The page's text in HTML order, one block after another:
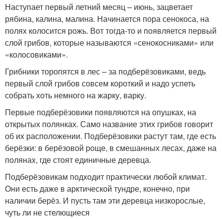
Наступает первый летний месяц – июнь, зацветает
рябина, калина, малина. Начинается пора сенокоса, на
полях колосится рожь. Вот тогда-то и появляется первый
слой грибов, которые называются «сенокосниками» или
«колосовиками».
Грибники торопятся в лес – за подберёзовиками, ведь
первый слой грибов совсем короткий и надо успеть
собрать хоть немного на жарку, варку.
Первые подберёзовики появляются на опушках, на
открытых полянках. Само название этих грибов говорит
об их расположении. Подберёзовики растут там, где есть
берёзки: в берёзовой роще, в смешанных лесах, даже на
полянах, где стоят единичные деревца.
Подберёзовикам подходит практически любой климат.
Они есть даже в арктической тундре, конечно, при
наличии берёз. И пусть там эти деревца низкорослые,
чуть ли не стелющиеся